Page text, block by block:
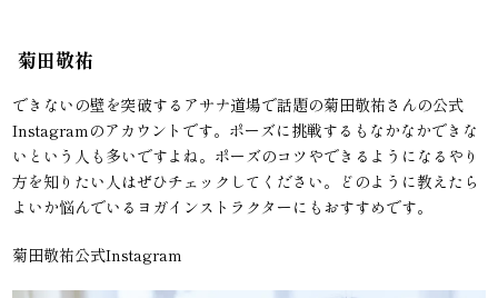
菊田敬祐
できないの壁を突破するアサナ道場で話題の菊田敬祐さんの公式
Instagramのアカウントです。ポーズに挑戦するもなかなかできな
いという人も多いですよね。ポーズのコツやできるようになるやり
方を知りたい人はぜひチェックしてください。どのように教えたら
よいか悩んでいるヨガインストラクターにもおすすめです。
菊田敬祐公式Instagram